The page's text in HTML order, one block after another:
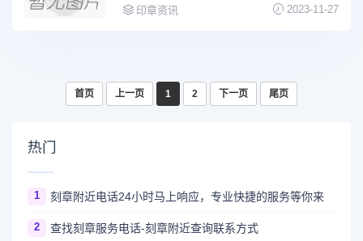
印章资讯 2023-11-27
首页 上一页 1 2 下一页 尾页
热门
1 刻章附近电话24小时马上响应，专业快捷的服务等你来
2 查找刻章服务电话-刻章附近查询联系方式